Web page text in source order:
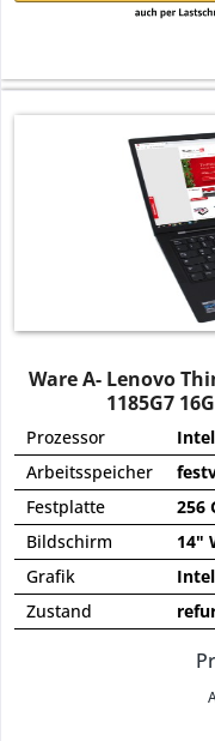
Ware A- Lenovo
1185G7
Prozessor
Arbeitsspeicher
Festplatte
256
Bildschirm
14"
Grafik
Zustand